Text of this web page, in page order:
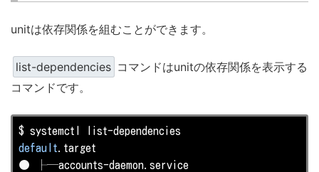
unitは依存関係を組むことができます。
list-dependencies コマンドはunitの依存関係を表示する
コマンドです。
default .target
● ├─accounts-daemon.service